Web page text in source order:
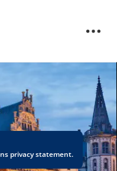
privacy statement.